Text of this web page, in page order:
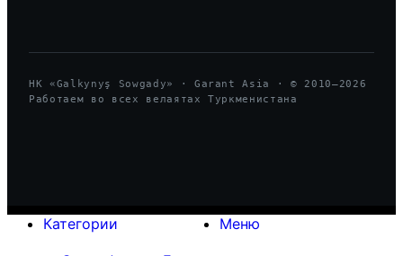
HK «Galkynyş Sowgady» · Garant Asia · © 2010—2026
Работаем во всех велаятах Туркменистана
Меню
Категории